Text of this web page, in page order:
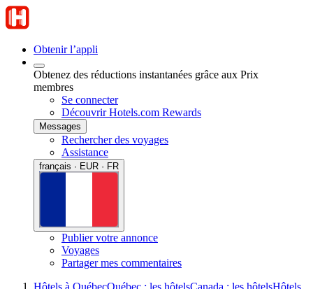
Obtenir l’appli
Obtenez des réductions instantanées grâce aux Prix
membres
Se connecter
Découvrir Hotels.com Rewards
Messages
Rechercher des voyages
Assistance
français · EUR · FR
Publier votre annonce
Voyages
Partager mes commentaires
Hôtels à QuébecQuébec : les hôtelsCanada : les hôtelsHôtels